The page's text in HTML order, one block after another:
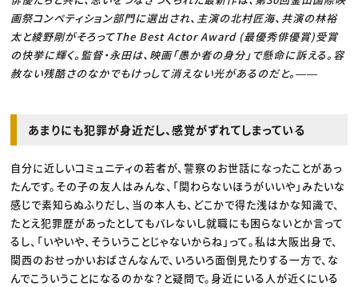
画祭コンペティション部門に選出され、主演の北村匠海、共演の林裕
太と綾野剛がそろってThe Best Actor Award (最優秀俳優賞)受賞
の快挙に輝く。監督・永田は、映画「愚か者の身分」で懸命に訴える。容
赦ない残酷さのなかでもけっして消えない光があるのだと。――
あまりにも犯罪が身近だし、感覚がずれてしまっている
自分に近しいコミュニティの若者が、警察のお世話になったことがあっ
たんです。その子の友人はみんな、「関わらないほうがいいや」みたいな
感じで素知らぬふりだし、当の本人も、どこかで得た浅はかな知識で、
たとえ犯罪歴があったとしてもバレないし就職にも困らないとか言って
るし、「いやいや、そういうことじゃないからね」って。私は大阪出身で、
関西のおせっかいおばさんなんで、いろいろ面倒見たりする一方で、な
んでこういうことになるのかな？と疑問で。身近にいる人が近くにいる